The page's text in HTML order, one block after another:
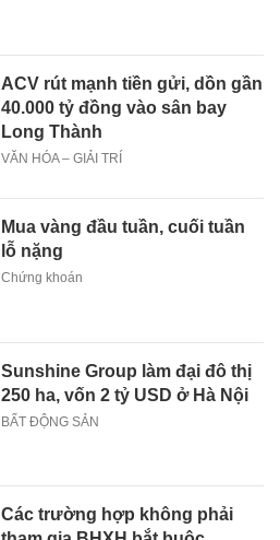
ACV rút mạnh tiền gửi, dồn gần
40.000 tỷ đồng vào sân bay
Long Thành
VĂN HÓA – GIẢI TRÍ
Mua vàng đầu tuần, cuối tuần
lỗ nặng
Chứng khoán
Sunshine Group làm đại đô thị
250 ha, vốn 2 tỷ USD ở Hà Nội
BẤT ĐỘNG SẢN
Các trường hợp không phải